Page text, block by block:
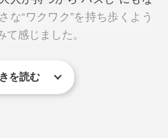
な“ワクワク”を持ち歩くよう
感じました。
を読む